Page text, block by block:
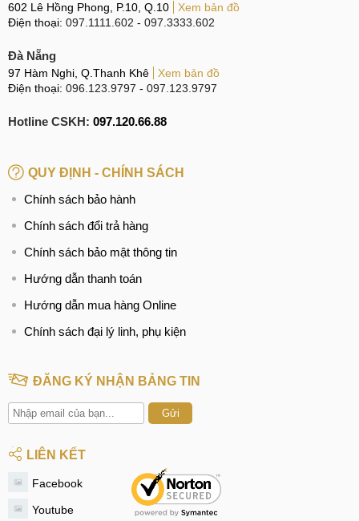
602 Lê Hồng Phong, P.10, Q.10
Xem bản đồ
Điện thoại: 097.1111.602 - 097.3333.602
Đà Nẵng
97 Hàm Nghi, Q.Thanh Khê
Xem bản đồ
Điện thoại: 096.123.9797 - 097.123.9797
Hotline CSKH: 097.120.66.88
QUY ĐỊNH - CHÍNH SÁCH
Chính sách bảo hành
Chính sách đổi trả hàng
Chính sách bảo mật thông tin
Hướng dẫn thanh toán
Hướng dẫn mua hàng Online
Chính sách đại lý linh, phụ kiện
ĐĂNG KÝ NHẬN BẢNG TIN
Gửi
LIÊN KẾT
Facebook
Youtube